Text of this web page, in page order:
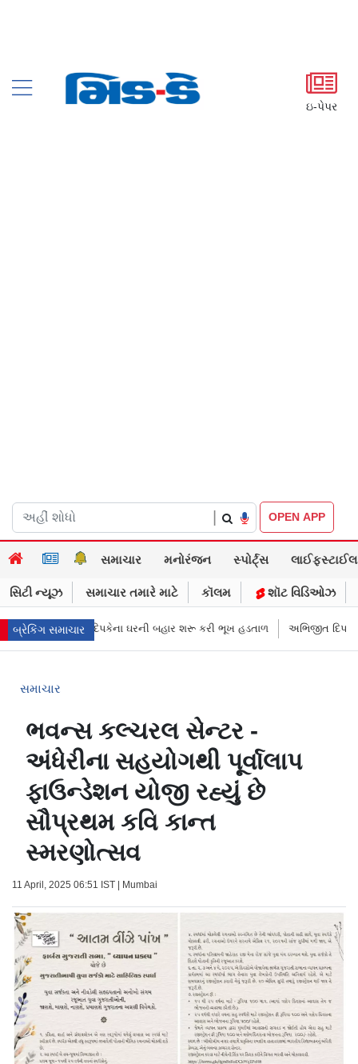
ઇ-પેપર
OPEN APP
સમાચાર મનોરંજન સ્પોર્ટ્સ લાઈફસ્ટાઈલ
સિટી ન્યૂઝ સમાચાર તમારે માટે કૉલમ શૉટ વિડિઓઝ
બ્રેકિંગ સમાચાર
દિપકેના ઘરની બહાર શરૂ કરી ભૂખ હડતાળ અભિજીત દિપકેએ CJPની
સમાચાર
ભવન્સ કલ્ચરલ સેન્ટર -
અંધેરીના સહયોગથી પૂર્વાલાપ
ફાઉન્ડેશન યોજી રહ્યું છે
સૌપ્રથમ કવિ કાન્ત
સ્મરણોત્સવ
11 April, 2025 06:51 IST | Mumbai